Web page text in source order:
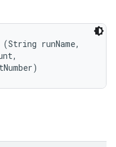
runName,